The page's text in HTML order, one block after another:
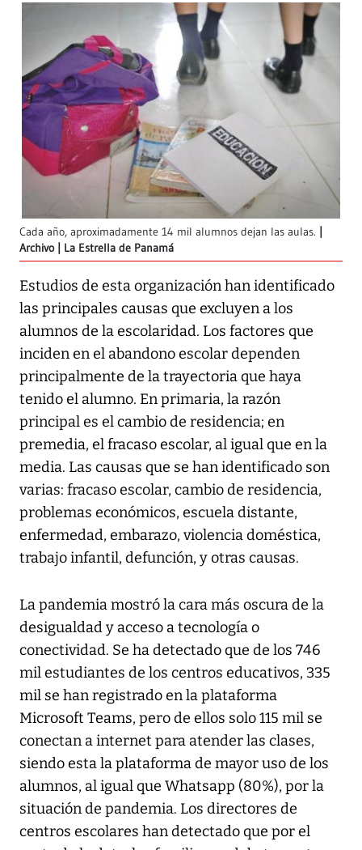
Cada año, aproximadamente 14 mil alumnos dejan las aulas.
Archivo | La Estrella de Panamá
Estudios de esta organización han identificado
las principales causas que excluyen a los
alumnos de la escolaridad. Los factores que
inciden en el abandono escolar dependen
principalmente de la trayectoria que haya
tenido el alumno. En primaria, la razón
principal es el cambio de residencia; en
premedia, el fracaso escolar, al igual que en la
media. Las causas que se han identificado son
varias: fracaso escolar, cambio de residencia,
problemas económicos, escuela distante,
enfermedad, embarazo, violencia doméstica,
trabajo infantil, defunción, y otras causas.
La pandemia mostró la cara más oscura de la
desigualdad y acceso a tecnología o
conectividad. Se ha detectado que de los 746
mil estudiantes de los centros educativos, 335
mil se han registrado en la plataforma
Microsoft Teams, pero de ellos solo 115 mil se
conectan a internet para atender las clases,
siendo esta la plataforma de mayor uso de los
alumnos, al igual que Whatsapp (80%), por la
situación de pandemia. Los directores de
centros escolares han detectado que por el